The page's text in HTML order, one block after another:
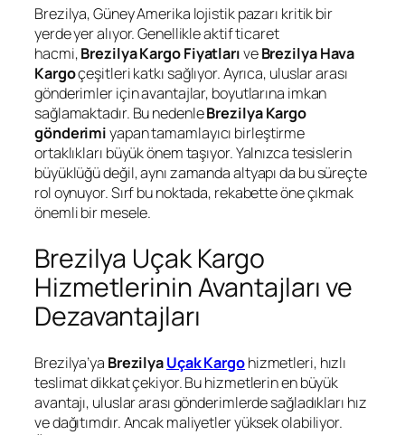
Brezilya, Güney Amerika lojistik pazarı kritik bir
yerde yer alıyor. Genellikle aktif ticaret
hacmi,Brezilya Kargo FiyatlarıveBrezilya Hava
Kargoçeşitleri katkı sağlıyor. Ayrıca, uluslar arası
gönderimler için avantajlar, boyutlarına imkan
sağlamaktadır. Bu nedenleBrezilya Kargo
gönderimiyapan tamamlayıcı birleştirme
ortaklıkları büyük önem taşıyor. Yalnızca tesislerin
büyüklüğü değil, aynı zamanda altyapı da bu süreçte
rol oynuyor. Sırf bu noktada, rekabette öne çıkmak
önemli bir mesele.
Brezilya Uçak Kargo
Hizmetlerinin Avantajları ve
Dezavantajları
Brezilya’ya BrezilyaUçak Kargohizmetleri, hızlı
teslimat dikkat çekiyor. Bu hizmetlerin en büyük
avantajı, uluslar arası gönderimlerde sağladıkları hız
ve dağıtımdır. Ancak maliyetler yüksek olabiliyor.